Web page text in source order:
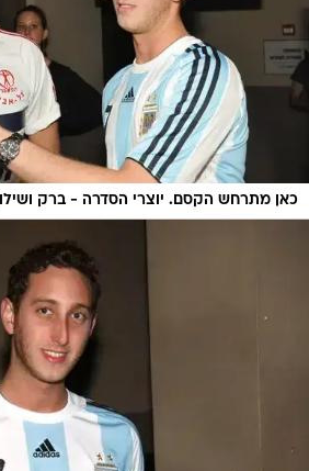
כאן מתרחש הקסם. יוצרי הסדרה - ברק ושילון